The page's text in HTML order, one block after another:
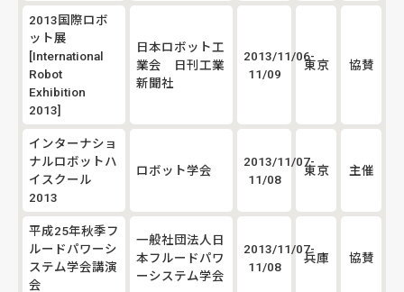
2013国際ロボ
ット展
[International
Robot
Exhibition
2013]
日本ロボット工
業会 日刊工業
新聞社
2013/11/06-
11/09
東京 協賛
インターナショ
ナルロボットハ
イスクール
2013
ロボット学会
2013/11/07-
11/08
東京 主催
平成25年秋季フ
ルードパワーシ
ステム学会講演
会
一般社団法人日
本フルードパワ
ーシステム学会
2013/11/07-
11/08
兵庫 協賛